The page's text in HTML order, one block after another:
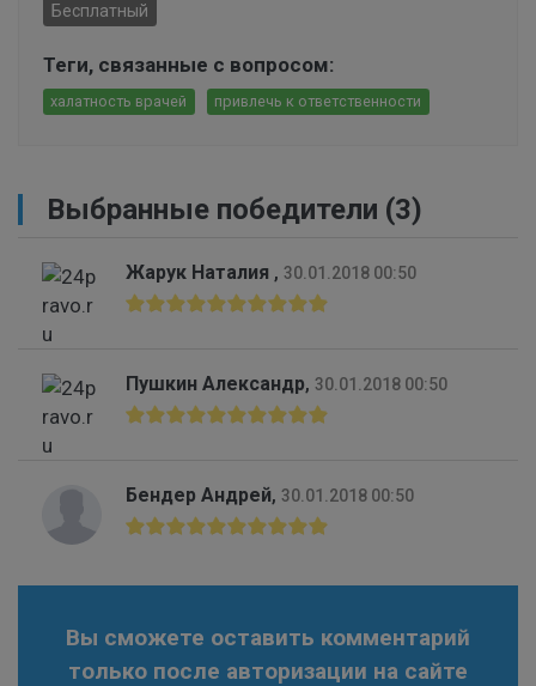
Бесплатный
Теги, связанные с вопросом:
халатность врачей привлечь к ответственности
Выбранные победители (3)
Жарук Наталия , 30.01.2018 00:50
Пушкин Александр, 30.01.2018 00:50
Бендер Андрей, 30.01.2018 00:50
Вы сможете оставить комментарий
только после авторизации на сайте